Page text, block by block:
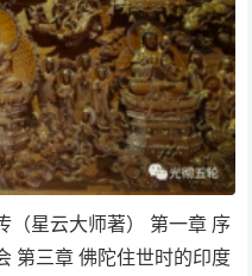
（星云大师著） 第一章 序
第三章 佛陀住世时的印度